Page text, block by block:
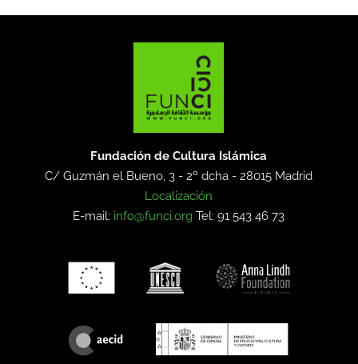
Fundación de Cultura Islámica
C/ Guzmán el Bueno, 3 - 2º dcha -28015 Madrid
Localización
E-mail: info@funci.org Tel: 91 543 46 73